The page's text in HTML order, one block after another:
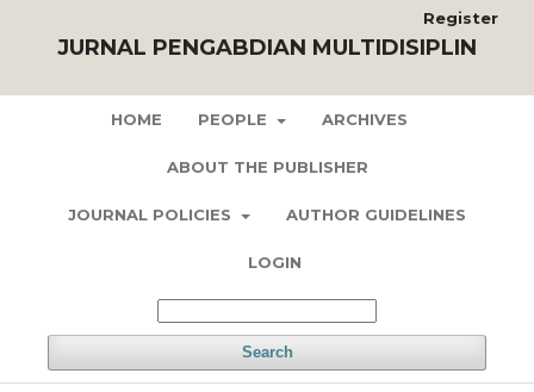
JURNAL PENGABDIAN MULTIDISIPLIN
HOME PEOPLE ARCHIVES
ABOUT THE PUBLISHER
JOURNAL POLICIES AUTHOR GUIDELINES
LOGIN
Search
Register